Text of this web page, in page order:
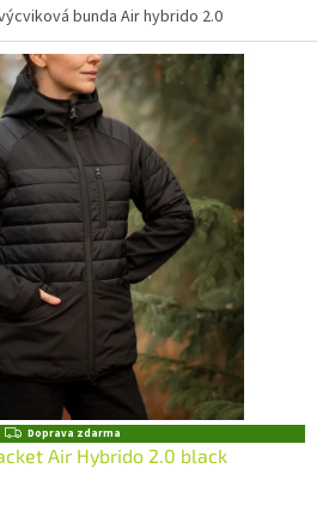
bunda Air hybrido 2.0
Z
A
Doprava zdarma
Air Hybrido 2.0 black